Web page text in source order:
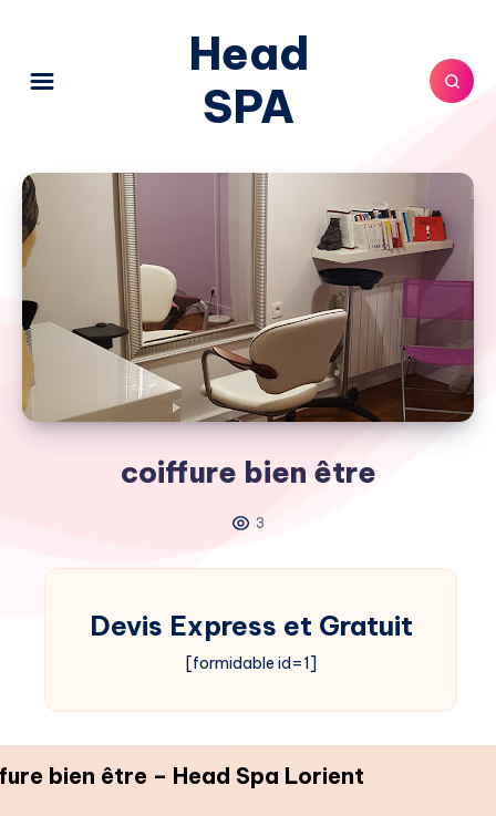
Head
SPA
coiffure bien être
3
Devis Express et Gratuit
[formidable id=1]
bien être – Head Spa Lorient